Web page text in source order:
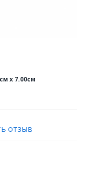
x 7.00см
отзыв